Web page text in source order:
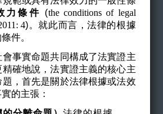
力條件 (the conditions of legal
4)。就此而言，法律的根據
件。
實命題共同構成了法實證主
確地說，法實證主義的核心主
，首先是關於法律根據或法效
的主張：